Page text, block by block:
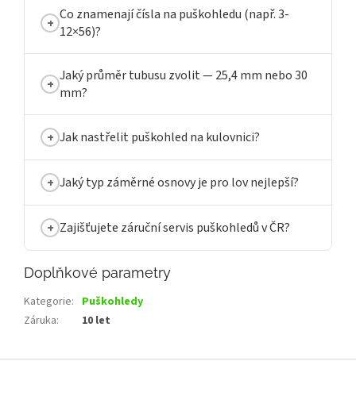
Co znamenají čísla na puškohledu (např. 3-
12×56)?
Jaký průměr tubusu zvolit — 25,4 mm nebo 30
mm?
Jak nastřelit puškohled na kulovnici?
Jaký typ záměrné osnovy je pro lov nejlepší?
Zajišťujete záruční servis puškohledů v ČR?
Doplňkové parametry
Kategorie: Puškohledy
Záruka: 10 let